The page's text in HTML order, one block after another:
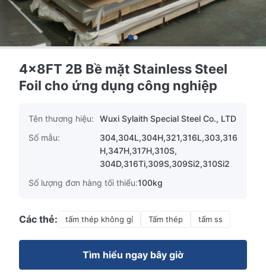
4x8FT 2B Bề mặt Stainless Steel
Foil cho ứng dụng công nghiệp
Tên thương hiệu:
Wuxi Sylaith Special Steel Co., LTD
Số mẫu:
304,304L,304H,321,316L,303,316
H,347H,317H,310S,
304D,316Ti,309S,309Si2,310Si2
Số lượng đơn hàng tối thiểu:100kg
Các thẻ: tấm thép không gỉ Tấm thép tấm ss
Tìm hiểu ngay bây giờ